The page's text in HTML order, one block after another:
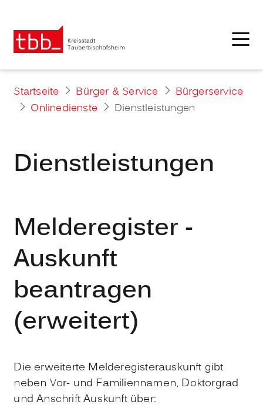
Startseite Bürger & Service
Bürgerservice
Onlinedienste
Dienstleistungen
Dienstleistungen
Melderegister -
Auskunft
beantragen
(erweitert)
Die erweiterte Melderegisterauskunft gibt
neben Vor- und Familiennamen, Doktorgrad
und Anschrift Auskunft über: